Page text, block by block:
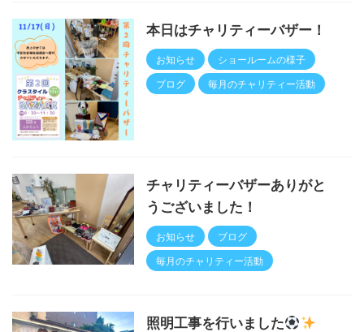
本日はチャリティーバザー！
お知らせ
ショールームの様子
ブログ
毎月のチャリティー活動
チャリティーバザーありがと
うございました！
お知らせ
ブログ
毎月のチャリティー活動
照明工事を行いました